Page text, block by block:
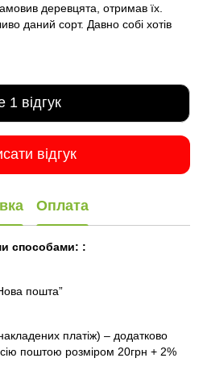
деревцята, отримав їх.
даний сорт. Давно собі хотів
1 відгук
відгук
Оплата
способами: :
пошта”
платіж) – додатково
поштою розміром 20грн + 2%